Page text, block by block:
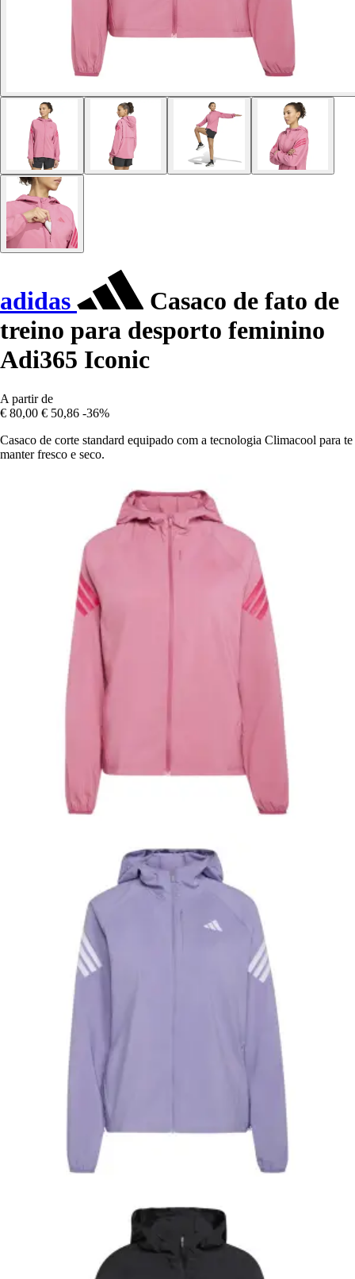
adidas
Casaco de fato de
treino para desporto feminino
Adi365 Iconic
A partir de
€ 80,00 € 50,86 -36%
Casaco de corte standard equipado com a tecnologia Climacool para te
manter fresco e seco.